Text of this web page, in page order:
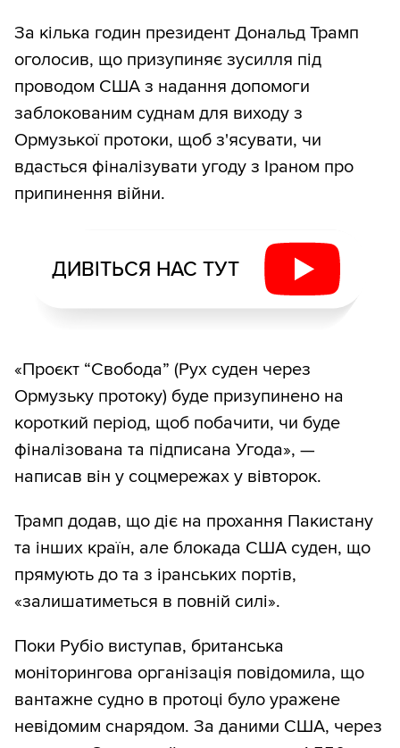
За кілька годин президент Дональд Трамп
оголосив, що призупиняє зусилля під
проводом США з надання допомоги
заблокованим суднам для виходу з
Ормузької протоки, щоб з'ясувати, чи
вдасться фіналізувати угоду з Іраном про
припинення війни.
ДИВІТЬСЯ НАС ТУТ
«Проєкт “Свобода” (Рух суден через
Ормузьку протоку) буде призупинено на
короткий період, щоб побачити, чи буде
фіналізована та підписана Угода», —
написав він у соцмережах у вівторок.
Трамп додав, що діє на прохання Пакистану
та інших країн, але блокада США суден, що
прямують до та з іранських портів,
«залишатиметься в повній силі».
Поки Рубіо виступав, британська
моніторингова організація повідомила, що
вантажне судно в протоці було уражене
невідомим снарядом. За даними США, через